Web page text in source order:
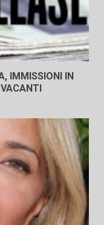
IMMISSIONI IN